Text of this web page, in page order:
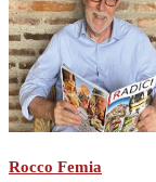
Rocco Femia